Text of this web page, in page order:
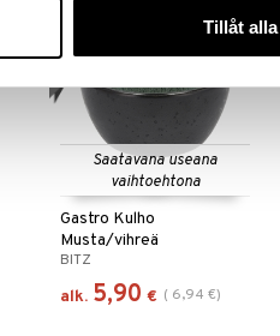
Tillåt alla
Saatavana useana
vaihtoehtona
Gastro Kulho
Musta/vihreä
BITZ
alk. 5,90 € ( 6,94 €)
-15%